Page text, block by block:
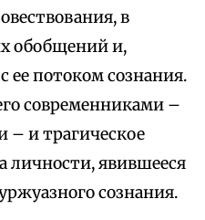
в
обобщений и,
ее потоком сознания.
современниками –
– и трагическое
личности, явившееся
сознания.